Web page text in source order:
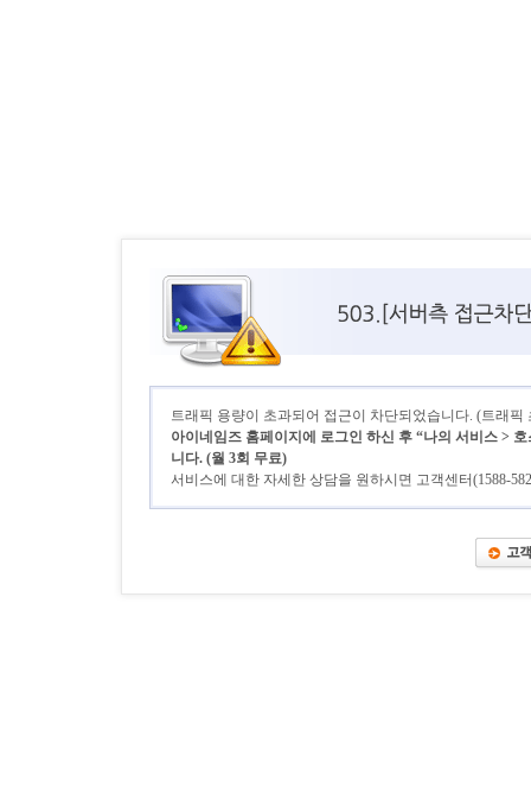
트래픽 용량이 초과되어 접근이 차단되었습니다. (트래픽
아이네임즈 홈페이지에 로그인 하신 후 “나의 서비스 >
니다. (월 3회 무료)
서비스에 대한 자세한 상담을 원하시면 고객센터(1588-